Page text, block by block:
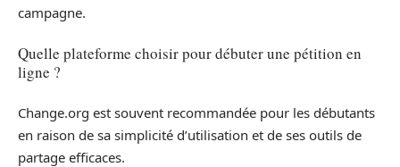
campagne.
Quelle plateforme choisir pour débuter une pétition en
ligne ?
Change.org est souvent recommandée pour les débutants
en raison de sa simplicité d’utilisation et de ses outils de
partage efficaces.